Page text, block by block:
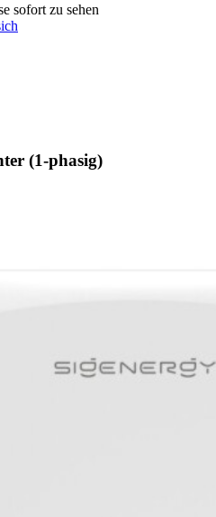
sofort zu sehen
(1-phasig)